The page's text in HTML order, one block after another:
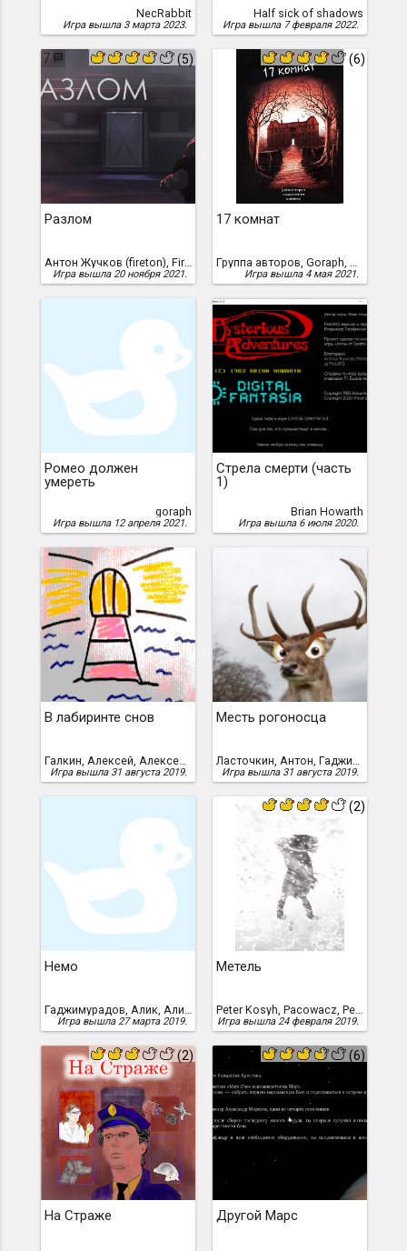
NecRabbit
Игра вышла 3 марта 2023.
Half sick of shadows
Игра вышла 7 февраля 2022.
7 (5)
Разлом
Антон Жучков (fireton), Fireton
Игра вышла 20 ноября 2021.
(6)
17 комнат
Группа авторов, Goraph, Khaelenmore, techniX, Enola, Айвазян, Артур, yandexx, Добранов, Вячеслав, Косых, Пётр, qwerty, Irremann, Ajenta, Librarian Oak, Zlobot, Ласточкин, Антон, blinovvi, spline1986, Oreolek, Cheshire, Антон Артамонов, Артур Айвазян, hugeping
Игра вышла 4 мая 2021.
Ромео должен
умереть
goraph
Игра вышла 12 апреля 2021.
Стрела смерти (часть
1)
Brian Howarth
Игра вышла 6 июля 2020.
В лабиринте снов
Галкин, Алексей, Алексей Галкин
Игра вышла 31 августа 2019.
Месть рогоносца
Ласточкин, Антон, Гаджимурадов, Алик, Алик Гаджимурадов
Игра вышла 31 августа 2019.
Немо
Гаджимурадов, Алик, Алик Гаджимурадов
Игра вышла 27 марта 2019.
(2)
Метель
Peter Kosyh, Pacowacz, Peter Kosyh & Pakowacz
Игра вышла 24 февраля 2019.
(2)
На Страже
(6)
Другой Марс